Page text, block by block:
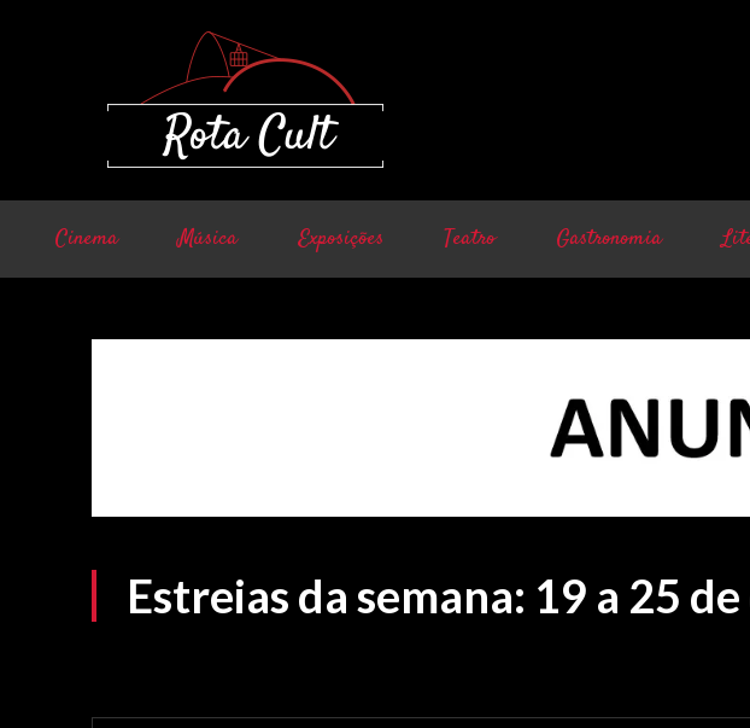
Cinema Música Exposições Teatro Gastronomia
Estreias da semana: 19 a 25